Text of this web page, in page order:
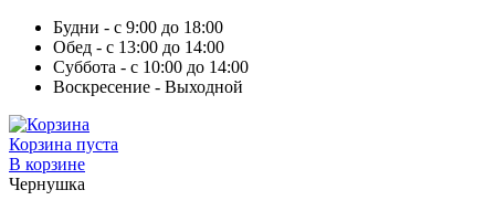
Будни - с 9:00 до 18:00
Обед - с 13:00 до 14:00
Суббота - с 10:00 до 14:00
Воскресение - Выходной
Корзина пуста
В корзине
Чернушка